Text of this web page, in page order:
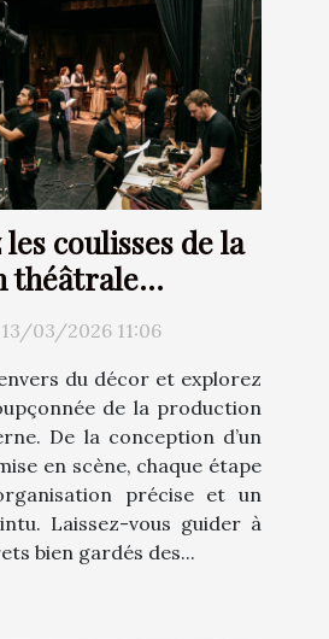
coulisses de la
théâtrale
03/2026 11:06
du décor et explorez
de la production
De la conception d’un
en scène, chaque étape
précise et un
Laissez-vous guider à
bien gardés des...